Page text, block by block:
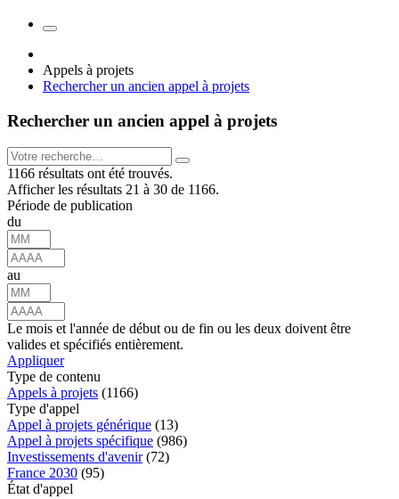
Appels à projets
Rechercher un ancien appel à projets
Rechercher un ancien appel à projets
1166 résultats ont été trouvés.
Afficher les résultats 21 à 30 de 1166.
Période de publication
du
au
Le mois et l'année de début ou de fin ou les deux doivent être
valides et spécifiés entièrement.
Appliquer
Type de contenu
Appels à projets (1166)
Type d'appel
Appel à projets générique (13)
Appel à projets spécifique (986)
Investissements d'avenir (72)
France 2030 (95)
État d'appel